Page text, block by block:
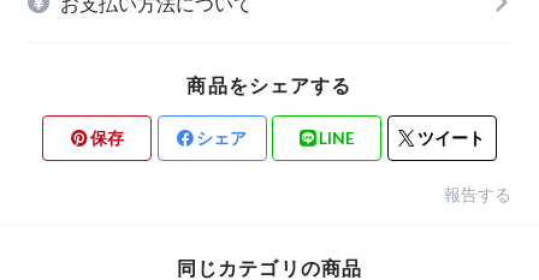
商品をシェアする
保存 シェア LINE ツイート
報告する
同じカテゴリの商品